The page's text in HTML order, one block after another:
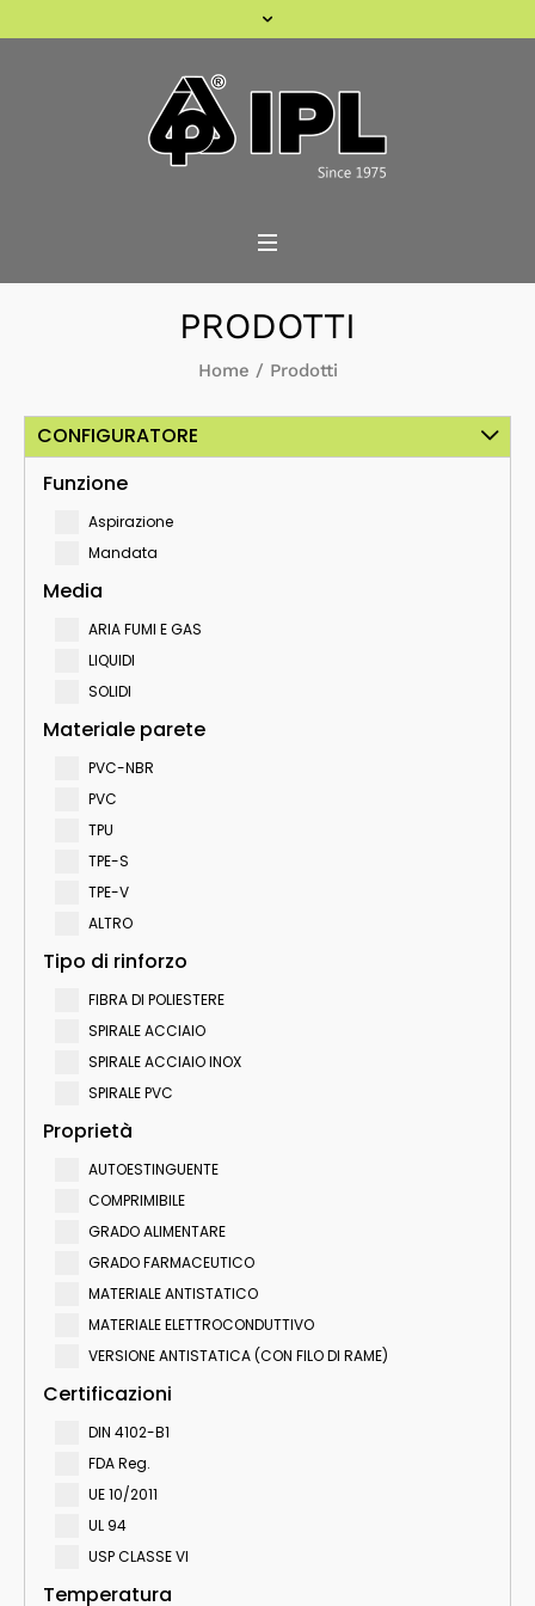
PRODOTTI
Home / Prodotti
CONFIGURATORE
Funzione
Aspirazione
Mandata
Media
ARIA FUMI E GAS
LIQUIDI
SOLIDI
Materiale parete
PVC-NBR
PVC
TPU
TPE-S
TPE-V
ALTRO
Tipo di rinforzo
FIBRA DI POLIESTERE
SPIRALE ACCIAIO
SPIRALE ACCIAIO INOX
SPIRALE PVC
Proprietà
AUTOESTINGUENTE
COMPRIMIBILE
GRADO ALIMENTARE
GRADO FARMACEUTICO
MATERIALE ANTISTATICO
MATERIALE ELETTROCONDUTTIVO
VERSIONE ANTISTATICA (CON FILO DI RAME)
Certificazioni
DIN 4102-B1
FDA Reg.
UE 10/2011
UL 94
USP CLASSE VI
Temperatura